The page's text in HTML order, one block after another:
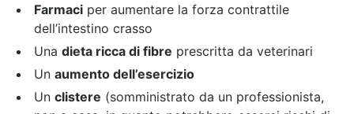
Farmaci per aumentare la forza contrattile
dell’intestino crasso
Una dieta ricca di fibre prescritta da veterinari
Un aumento dell’esercizio
Un clistere (somministrato da un professionista,